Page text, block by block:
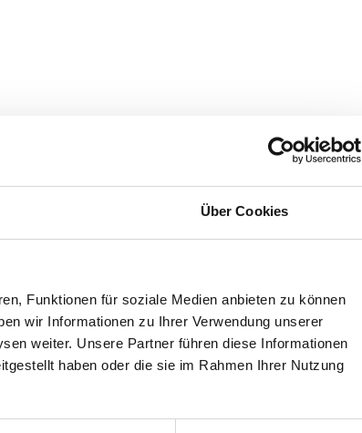
Über Cookies
Funktionen für soziale Medien anbieten zu können
wir Informationen zu Ihrer Verwendung unserer
weiter. Unsere Partner führen diese Informationen
haben oder die sie im Rahmen Ihrer Nutzung
Leitung
Dr. Karl-
Lernen Sie